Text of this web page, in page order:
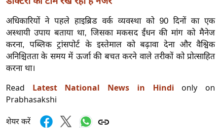
न
ज
ग
त
ली
वु
अधिकारियों ने पहले हाइब्रिड वर्क व्यवस्था को 90 दिनों का एक
अस्थायी उपाय बताया था, जिसका मकसद ईंधन की मांग को मैनेज
करना, पब्लिक ट्रांसपोर्ट के इस्तेमाल को बढ़ावा देना और वैश्विक
अनिश्चितता के समय में ऊर्जा की बचत करने वाले तरीकों को प्रोत्साहित
करना था।
Read Latest National News in Hindionly on
Prabhasakshi
शेयर करें